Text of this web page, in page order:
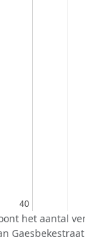
40
40
het aantal